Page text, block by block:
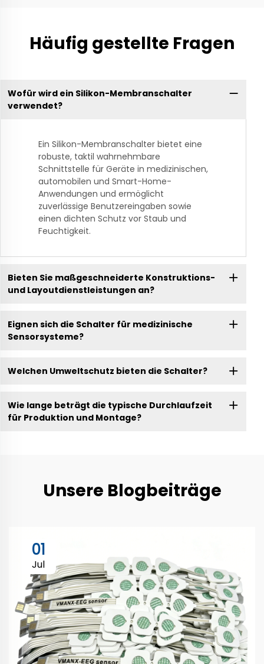
Häufig gestellte Fragen
Wofür wird ein Silikon-Membranschalter
verwendet?
Ein Silikon-Membranschalter bietet eine
robuste, taktil wahrnehmbare
Schnittstelle für Geräte in medizinischen,
automobilen und Smart-Home-
Anwendungen und ermöglicht
zuverlässige Benutzereingaben sowie
einen dichten Schutz vor Staub und
Feuchtigkeit.
Bieten Sie maßgeschneiderte Konstruktions-
und Layoutdienstleistungen an?
Eignen sich die Schalter für medizinische
Sensorsysteme?
Welchen Umweltschutz bieten die Schalter?
Wie lange beträgt die typische Durchlaufzeit
für Produktion und Montage?
Unsere Blogbeiträge
01
Jul